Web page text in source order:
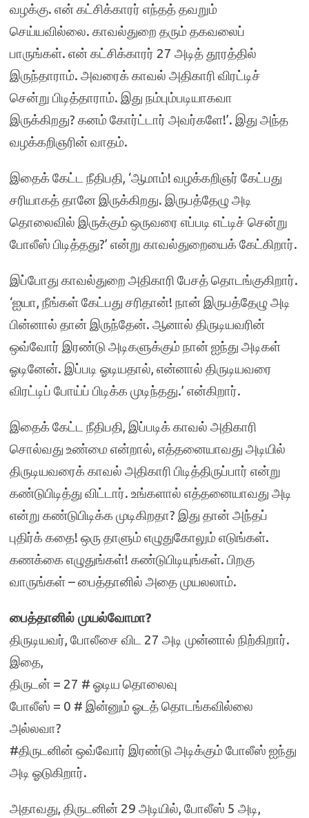
வழக்கு. என் கட்சிக்காரர் எந்தத் தவறும்
செய்யவில்லை. காவல்துறை தரும் தகவலைப்
பாருங்கள். என் கட்சிக்காரர் 27 அடித் தூரத்தில்
இருந்தாராம். அவரைக் காவல் அதிகாரி விரட்டிச்
சென்று பிடித்தாராம். இது நம்பும்படியாகவா
இருக்கிறது? கனம் கோர்ட்டார் அவர்களே!’. இது அந்த
வழக்கறிஞரின் வாதம்.
இதைக் கேட்ட நீதிபதி, ‘ஆமாம்! வழக்கறிஞர் கேட்பது
சரியாகத் தானே இருக்கிறது. இருபத்தேழு அடி
தொலைவில் இருக்கும் ஒருவரை எப்படி எட்டிச் சென்று
போலீஸ் பிடித்தது?’ என்று காவல்துறையைக் கேட்கிறார்.
இப்போது காவல்துறை அதிகாரி பேசத் தொடங்குகிறார்.
‘ஐயா, நீங்கள் கேட்பது சரிதான்! நான் இருபத்தேழு அடி
பின்னால் தான் இருந்தேன். ஆனால் திருடியவரின்
ஒவ்வோர் இரண்டு அடிகளுக்கும் நான் ஐந்து அடிகள்
ஓடினேன். இப்படி ஓடியதால், என்னால் திருடியவரை
விரட்டிப் போய்ப் பிடிக்க முடிந்தது.’ என்கிறார்.
இதைக் கேட்ட நீதிபதி, இப்படிக் காவல் அதிகாரி
சொல்வது உண்மை என்றால், எத்தனையாவது அடியில்
திருடியவரைக் காவல் அதிகாரி பிடித்திருப்பார் என்று
கண்டுபிடித்து விட்டார். உங்களால் எத்தனையாவது அடி
என்று கண்டுபிடிக்க முடிகிறதா? இது தான் அந்தப்
புதிர்க் கதை! ஒரு தாளும் எழுதுகோலும் எடுங்கள்.
கணக்கை எழுதுங்கள்! கண்டுபிடியுங்கள். பிறகு
வாருங்கள் – பைத்தானில் அதை முயலலாம்.
பைத்தானில் முயல்வோமா?
திருடியவர், போலீசை விட 27 அடி முன்னால் நிற்கிறார்.
இதை,
திருடன் = 27 # ஓடிய தொலைவு
போலீஸ் = 0 # இன்னும் ஓடத் தொடங்கவில்லை
அல்லவா?
#திருடனின் ஒவ்வோர் இரண்டு அடிக்கும் போலீஸ் ஐந்து
அடி ஓடுகிறார்.
அதாவது, திருடனின் 29 அடியில், போலீஸ் 5 அடி,